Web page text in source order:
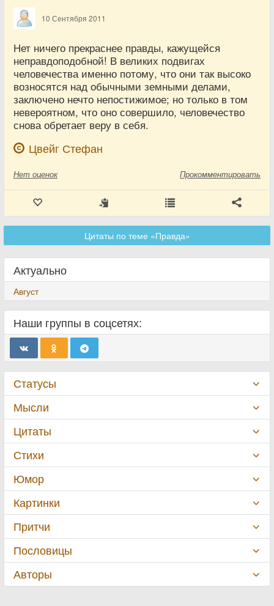
10 Сентября 2011
Нет ничего прекраснее правды, кажущейся
неправдоподобной! В великих подвигах
человечества именно потому, что они так высоко
возносятся над обычными земными делами,
заключено нечто непостижимое; но только в том
невероятном, что оно совершило, человечество
снова обретает веру в себя.
Цвейг Стефан
Нет оценок Прокомментировать
Цитаты по теме «Правда»
Актуально
Август
Наши группы в соцсетях:
Статусы
Мысли
Цитаты
Стихи
Юмор
Картинки
Притчи
Пословицы
Авторы